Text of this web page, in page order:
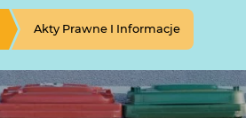
Akty Prawne I Informacje